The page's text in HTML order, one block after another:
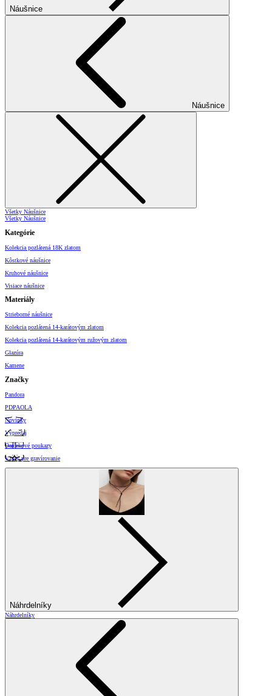
Náušnice
Náušnice
Všetky Náušnice
Všetky Náušnice
Kategórie
Kolekcia pozlátená 18K zlatom
Kôstkové náušnice
Kruhové náušnice
Visiace náušnice
Materiály
Strieborné náušnice
Kolekcia pozlátená 14-karátovým zlatom
Kolekcia pozlátená 14-karátovým ružovým zlatom
Glazúra
Kamene
Značky
Pandora
PDPAOLA
Novinky
Výpredaj
Darčekové poukazy
Vzory pre gravírovanie
Náhrdelníky
Náhrdelníky